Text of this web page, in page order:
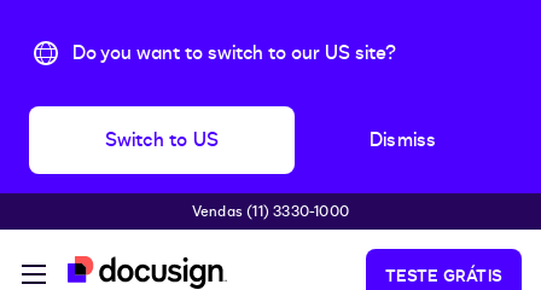
Do you want to switch to our US site?
Switch to US Dismiss
Pular para o conteúdo principal
Vendas (11) 3330-1000
TESTE GRÁTIS